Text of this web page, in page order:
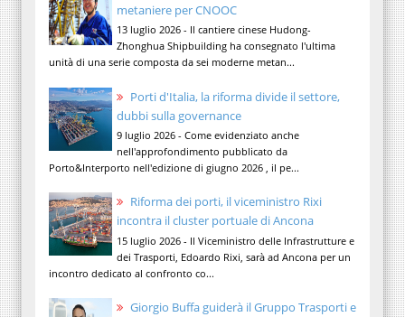
metaniere per CNOOC
13 luglio 2026 - Il cantiere cinese Hudong-
Zhonghua Shipbuilding ha consegnato l'ultima
unità di una serie composta da sei moderne metan...
Porti d'Italia, la riforma divide il settore,
dubbi sulla governance
9 luglio 2026 - Come evidenziato anche
nell'approfondimento pubblicato da
Porto&Interporto nell'edizione di giugno 2026 , il pe...
Riforma dei porti, il viceministro Rixi
incontra il cluster portuale di Ancona
15 luglio 2026 - Il Viceministro delle Infrastrutture e
dei Trasporti, Edoardo Rixi, sarà ad Ancona per un
incontro dedicato al confronto co...
Giorgio Buffa guiderà il Gruppo Trasporti e